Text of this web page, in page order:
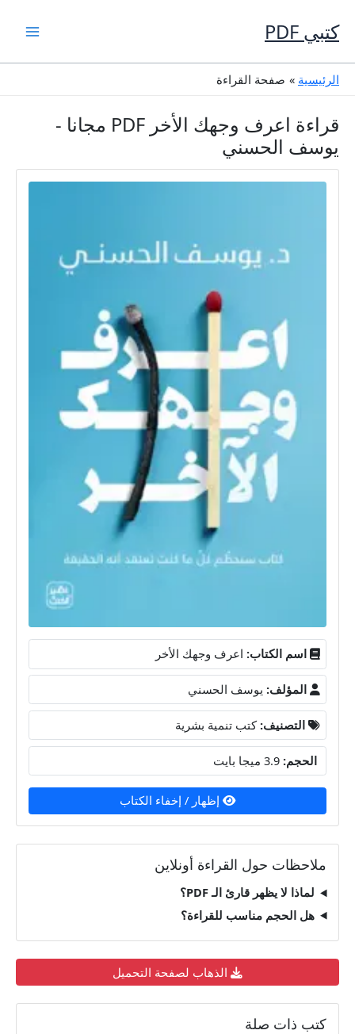
إلى
المحتوى
كتبي PDF
الرئيسية صفحة القراءة
قراءة اعرف وجهك الأخر PDF مجانا -
يوسف الحسني
اسم الكتاب: اعرف وجهك الأخر
المؤلف: يوسف الحسني
التصنيف: كتب تنمية بشرية
الحجم:
إظهار / إخفاء الكتاب
ملاحظات حول القراءة أونلاين
لماذا لا يظهر قارئ الـ PDF؟
هل الحجم مناسب للقراءة؟
الذهاب لصفحة التحميل
كتب ذات صلة